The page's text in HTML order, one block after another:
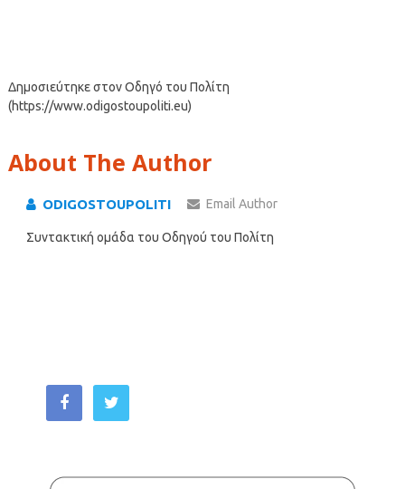
Δημοσιεύτηκε στον Οδηγό του Πολίτη
(https://www.odigostoupoliti.eu)
About The Author
ODIGOSTOUPOLITI Email Author
Συντακτική ομάδα του Οδηγού του Πολίτη